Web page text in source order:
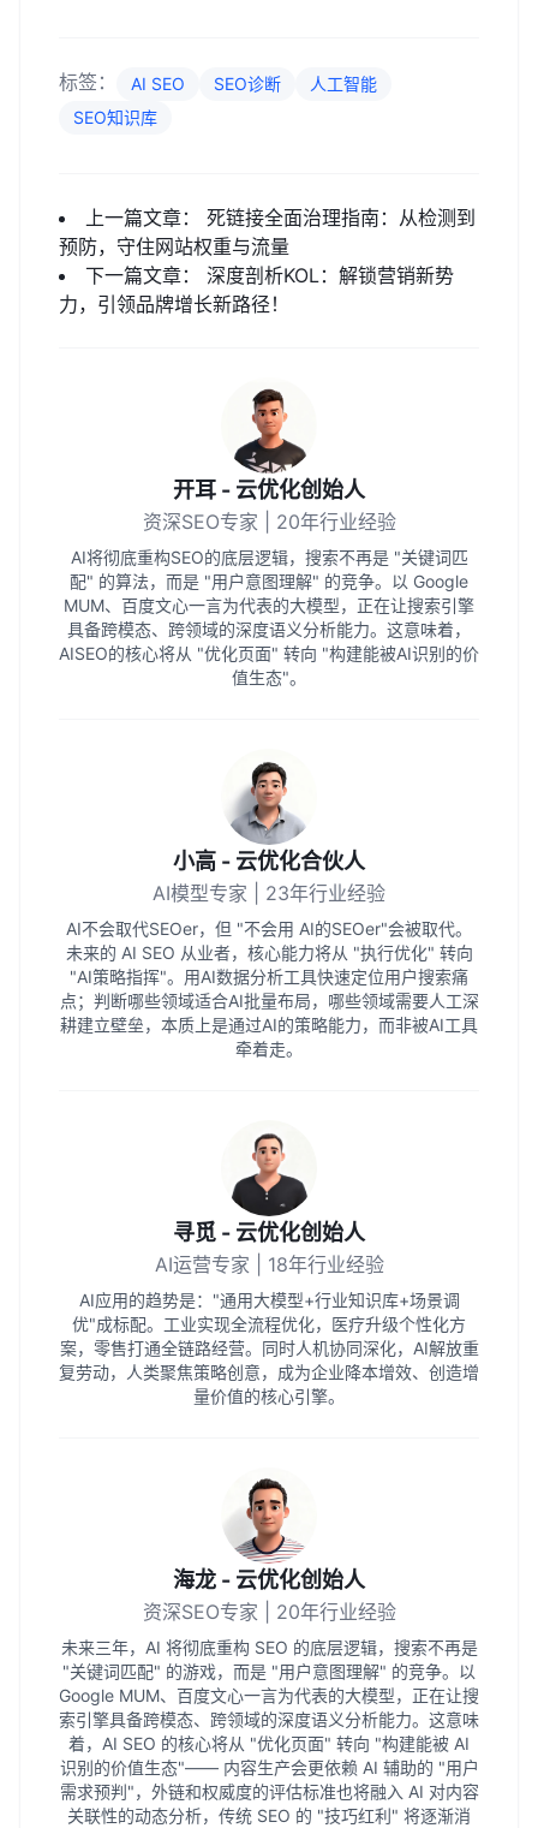
标签： AI SEO SEO诊断
人工智能
SEO知识库
上一篇文章： 死链接全面治理指南：从检测到
预防，守住网站权重与流量
下一篇文章： 深度剖析KOL：解锁营销新势
力，引领品牌增长新路径！
开耳 - 云优化创始人
资深SEO专家 | 20年行业经验
AI将彻底重构SEO的底层逻辑，搜索不再是 "关键词匹
配" 的算法，而是 "用户意图理解" 的竞争。以 Google
MUM、百度文心一言为代表的大模型，正在让搜索引擎
具备跨模态、跨领域的深度语义分析能力。这意味着，
AISEO的核心将从 "优化页面" 转向 "构建能被AI识别的价
值生态"。
小高 - 云优化合伙人
AI模型专家 | 23年行业经验
AI不会取代SEOer，但 "不会用 AI的SEOer"会被取代。
未来的 AI SEO 从业者，核心能力将从 "执行优化" 转向
"AI策略指挥"。用AI数据分析工具快速定位用户搜索痛
点；判断哪些领域适合AI批量布局，哪些领域需要人工深
耕建立壁垒，本质上是通过AI的策略能力，而非被AI工具
牵着走。
寻觅 - 云优化创始人
AI运营专家 | 18年行业经验
AI应用的趋势是："通用大模型+行业知识库+场景调
优"成标配。工业实现全流程优化，医疗升级个性化方
案，零售打通全链路经营。同时人机协同深化，AI解放重
复劳动，人类聚焦策略创意，成为企业降本增效、创造增
量价值的核心引擎。
海龙 - 云优化创始人
资深SEO专家 | 20年行业经验
未来三年，AI 将彻底重构 SEO 的底层逻辑，搜索不再是
"关键词匹配" 的游戏，而是 "用户意图理解" 的竞争。以
Google MUM、百度文心一言为代表的大模型，正在让搜
索引擎具备跨模态、跨领域的深度语义分析能力。这意味
着，AI SEO 的核心将从 "优化页面" 转向 "构建能被 AI
识别的价值生态"—— 内容生产会更依赖 AI 辅助的 "用户
需求预判"，外链和权威度的评估标准也将融入 AI 对内容
关联性的动态分析，传统 SEO 的 "技巧红利" 将逐渐消